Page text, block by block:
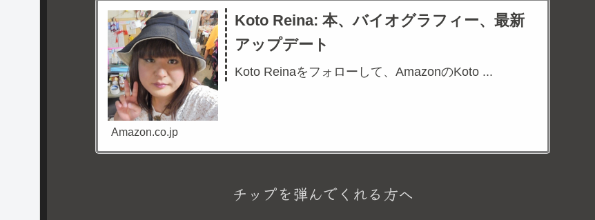
Koto Reina: 本、バイオグラフィー、最新
アップデート
Koto Reinaをフォローして、AmazonのKoto ...
Amazon.co.jp
チップを弾んでくれる方へ